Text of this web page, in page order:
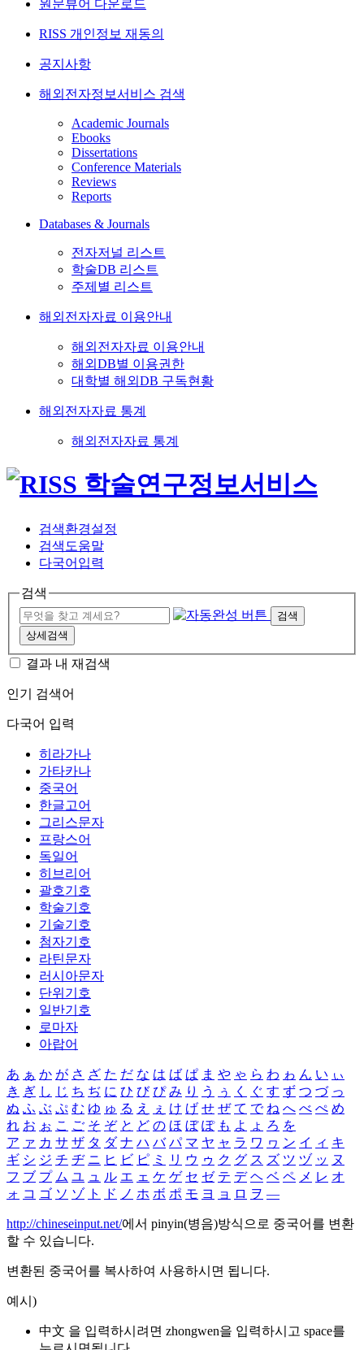
원문뷰어 다운로드
RISS 개인정보 재동의
공지사항
해외전자정보서비스 검색
Academic Journals
Ebooks
Dissertations
Conference Materials
Reviews
Reports
Databases & Journals
전자저널 리스트
학술DB 리스트
주제별 리스트
해외전자자료 이용안내
해외전자자료 이용안내
해외DB별 이용권한
대학별 해외DB 구독현황
해외전자자료 통계
해외전자자료 통계
검색환경설정
검색도움말
다국어입력
검색
검색
상세검색
결과 내 재검색
인기 검색어
다국어 입력
히라가나
가타카나
중국어
한글고어
그리스문자
프랑스어
독일어
히브리어
괄호기호
학술기호
기술기호
첨자기호
라틴문자
러시아문자
단위기호
일반기호
로마자
아랍어
あ ぁ か が さ ざ た だ な は ば ぱ ま や ゃ ら わ ゎ ん い ぃ
き ぎ し じ ち ぢ に ひ び ぴ み り う ぅ く ぐ す ず つ づ っ
ぬ ふ ぶ ぷ む ゆ ゅ る え ぇ け げ せ ぜ て で ね へ べ ぺ め
れ お ぉ こ ご そ ぞ と ど の ほ ぼ ぽ も よ ょ ろ を
ア ァ カ サ ザ タ ダ ナ ハ バ パ マ ヤ ャ ラ ワ ヮ ン イ ィ キ
ギ シ ジ チ ヂ ニ ヒ ビ ピ ミ リ ウ ゥ ク グ ス ズ ツ ヅ ッ ヌ
フ ブ プ ム ユ ュ ル エ ェ ケ ゲ セ ゼ テ デ ヘ ベ ペ メ レ オ
ォ コ ゴ ソ ゾ ト ド ノ ホ ボ ポ モ ヨ ョ ロ ヲ ―
http://chineseinput.net/에서 pinyin(병음)방식으로 중국어를 변환
할 수 있습니다.
변환된 중국어를 복사하여 사용하시면 됩니다.
예시)
中文 을 입력하시려면 zhongwen을 입력하시고 space를